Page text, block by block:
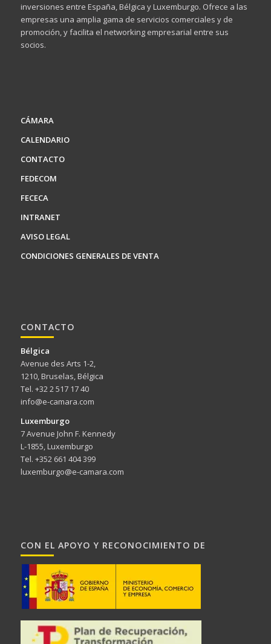
inversiones entre España, Bélgica y Luxemburgo. Ofrece a las
empresas una amplia gama de servicios comerciales y de
promoción, y facilita el networking empresarial entre sus
socios.
CÁMARA
CALENDARIO
CONTACTO
FEDECOM
FECECA
INTRANET
AVISO LEGAL
CONDICIONES GENERALES DE VENTA
CONTACTO
Bélgica
Avenue des Arts 1-2,
1210, Bruselas, Bélgica
Tel. +32 2 517 17 40
info@e-camara.com
Luxemburgo
7 Avenue John F. Kennedy
L-1855, Luxemburgo
Tel. +352 661 404 399
luxemburgo@e-camara.com
CON EL APOYO Y RECONOCIMIENTO DE